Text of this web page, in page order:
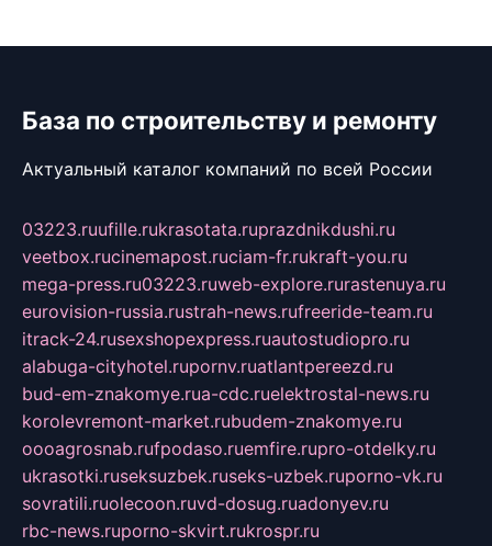
База по строительству и ремонту
Актуальный каталог компаний по всей России
03223.ruufille.rukrasotata.ruprazdnikdushi.ru
veetbox.rucinemapost.ruciam-fr.rukraft-you.ru
mega-press.ru03223.ruweb-explore.rurastenuya.ru
eurovision-russia.rustrah-news.rufreeride-team.ru
itrack-24.rusexshopexpress.ruautostudiopro.ru
alabuga-cityhotel.rupornv.ruatlantpereezd.ru
bud-em-znakomye.rua-cdc.ruelektrostal-news.ru
korolevremont-market.rubudem-znakomye.ru
oooagrosnab.rufpodaso.ruemfire.rupro-otdelky.ru
ukrasotki.ruseksuzbek.ruseks-uzbek.ruporno-vk.ru
sovratili.ruolecoon.ruvd-dosug.ruadonyev.ru
rbc-news.ruporno-skvirt.rukrospr.ru